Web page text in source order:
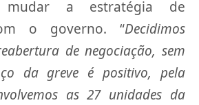
mudar a estratégia de
o governo. “Decidimos
de negociação, sem
da greve é positivo, pela
as 27 unidades da